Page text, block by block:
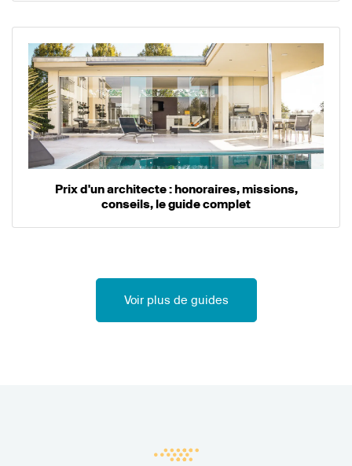
Prix d'un architecte : honoraires, missions,
conseils, le guide complet
Voir plus de guides